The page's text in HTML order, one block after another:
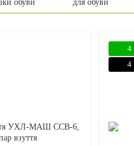
обуви
для обуви
4
4